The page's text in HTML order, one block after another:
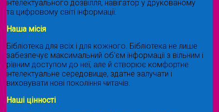
інтелектуального дозвілля, навігатор у друкованому
та цифровому світі інформації.
Наша місія
Бібліотека для всіх і для кожного. Бібліотека не лише
забезпечує максимальний об'єм інформації з вільним і
рівним доступом до неї, але й створює комфортне
інтелектуальне середовище, здатне залучати і
виховувати нові покоління читачів.
Наші цінності